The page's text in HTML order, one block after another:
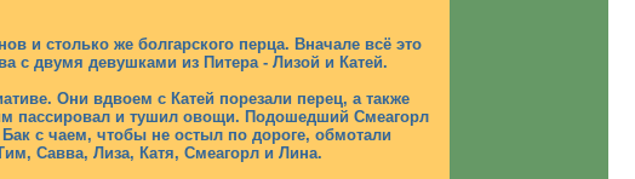
и столько же болгарского перца. Вначале всё это
с двумя девушками из Питера - Лизой и Катей.
Они вдвоем с Катей порезали перец, а также
пассировал и тушил овощи. Подошедший Смеагорл
с чаем, чтобы не остыл по дороге, обмотали
Савва, Лиза, Катя, Смеагорл и Лина.